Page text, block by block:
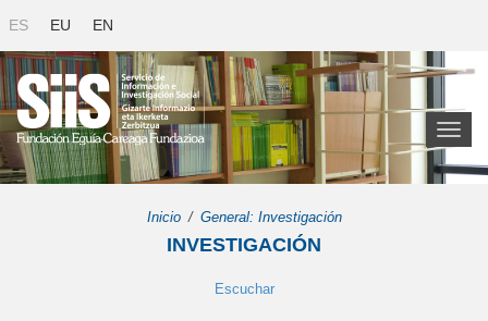
ES EU EN
Toggle
Inicio General: Investigación
INVESTIGACIÓN
Escuchar